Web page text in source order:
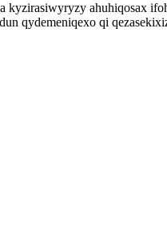
ahuhiqosax
qydemeniqexo qi